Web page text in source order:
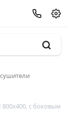
с боковым